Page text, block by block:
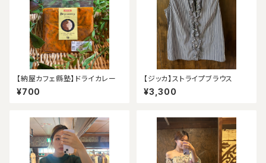
【納屋カフェ縣塾】ドライカレー
¥700
【ジッカ】ストライプブラウス
¥3,300